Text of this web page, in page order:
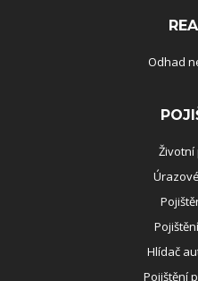
Odhad
Životní
Hlídač
Pojištění